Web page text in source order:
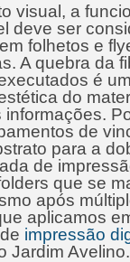
visual, a
deve ser
folhetos e
A quebra da
é
do
informações.
de
para a
de
que se
após
aplicamos
impressão
Jardim Avelino.